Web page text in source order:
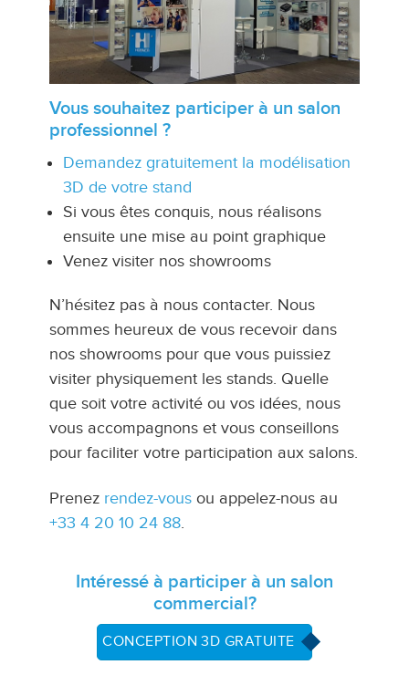
Vous souhaitez participer à un salon
professionnel ?
Demandez gratuitement la modélisation
3D de votre stand
Si vous êtes conquis, nous réalisons
ensuite une mise au point graphique
Venez visiter nos showrooms
N’hésitez pas à nous contacter. Nous
sommes heureux de vous recevoir dans
nos showrooms pour que vous puissiez
visiter physiquement les stands. Quelle
que soit votre activité ou vos idées, nous
vous accompagnons et vous conseillons
pour faciliter votre participation aux salons.
Prenez rendez-vous ou appelez-nous au
+33 4 20 10 24 88.
Intéressé à participer à un salon
commercial?
CONCEPTION 3D GRATUITE